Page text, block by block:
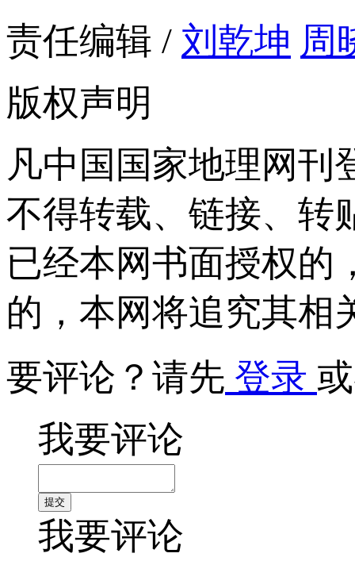
责任编辑 / 刘乾坤 周
版权声明
凡中国国家地理网刊
不得转载、链接、转
已经本网书面授权的
的，本网将追究其相
要评论？请先 登录
我要评论
我要评论